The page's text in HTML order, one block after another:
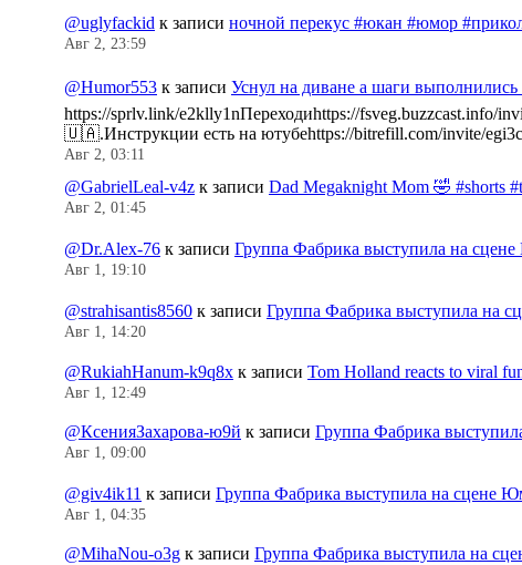
@uglyfackid к записи ночной перекус #юкан #юмор
Авг 2, 23:59
@Humor553 к записи Уснул на диване а шаги
https://sprlv.link/e2klly1nПереходиhttps://fsveg.buzzcast.info/
🇺🇦.Инструкции есть на ютубеhttps://bitrefill.com/invite/
Авг 2, 03:11
@GabrielLeal-v4z к записи Dad Megaknight Mom 🤣 #shorts
Авг 2, 01:45
@Dr.Alex-76 к записи Группа Фабрика выступила на
Авг 1, 19:10
@strahisantis8560 к записи Группа Фабрика выступила на
Авг 1, 14:20
@RukiahHanum-k9q8x к записи Tom Holland reacts to viral
Авг 1, 12:49
@КсенияЗахарова-ю9й к записи Группа Фабрика
Авг 1, 09:00
@giv4ik11 к записи Группа Фабрика выступила на сцене
Авг 1, 04:35
@MihaNou-o3g к записи Группа Фабрика выступила на